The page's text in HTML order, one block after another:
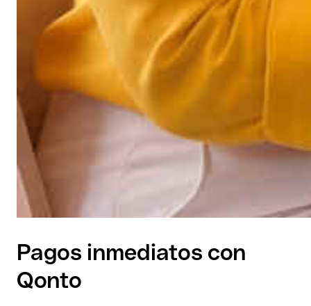
Pagos inmediatos con
Qonto